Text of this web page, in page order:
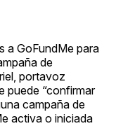
a GoFundMe para
de
portavoz
puede “confirmar
campaña de
activa o iniciada